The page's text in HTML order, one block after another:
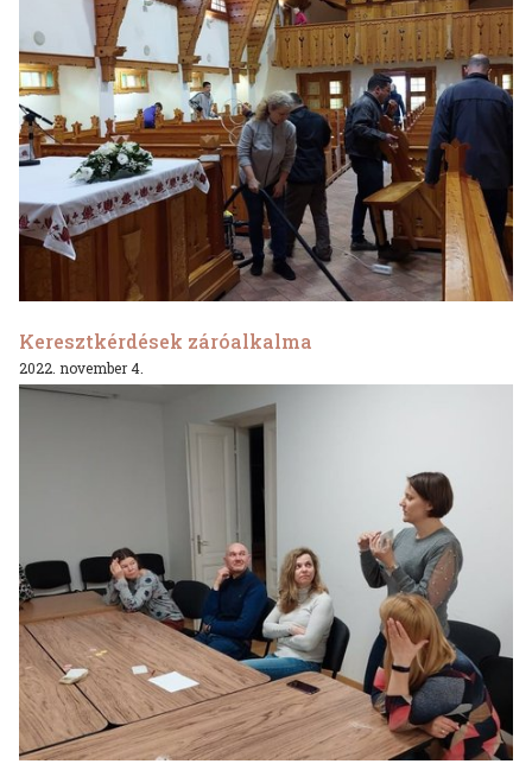
Keresztkérdések záróalkalma
2022. november 4.